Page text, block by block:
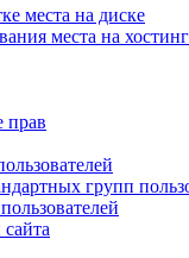
места на диске
места на
прав
групп